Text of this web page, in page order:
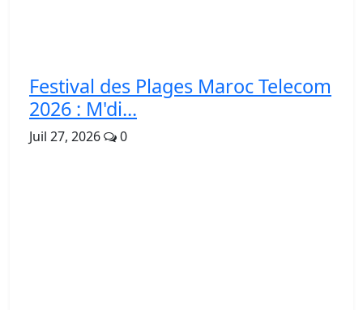
Festival des Plages Maroc Telecom
2026 : M'di...
Juil 27, 2026 0